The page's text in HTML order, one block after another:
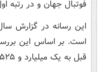
فوتبال جهان و در رتبه
قبل به یک میلیارد و ۵۲۵ میلیون یورو رسیده است.